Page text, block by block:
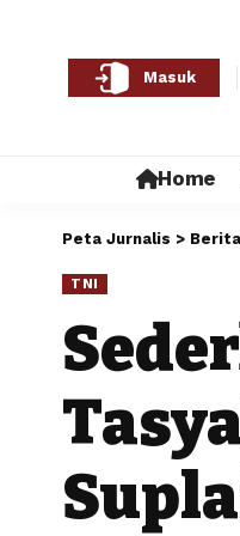
Masuk
Home
Peta Jurnalis > Berita
TNI